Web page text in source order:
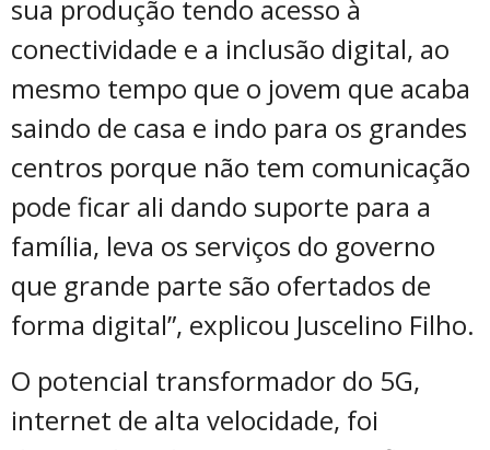
sua produção tendo acesso à
conectividade e a inclusão digital, ao
mesmo tempo que o jovem que acaba
saindo de casa e indo para os grandes
centros porque não tem comunicação
pode ficar ali dando suporte para a
família, leva os serviços do governo
que grande parte são ofertados de
forma digital”, explicou Juscelino Filho.
O potencial transformador do 5G,
internet de alta velocidade, foi